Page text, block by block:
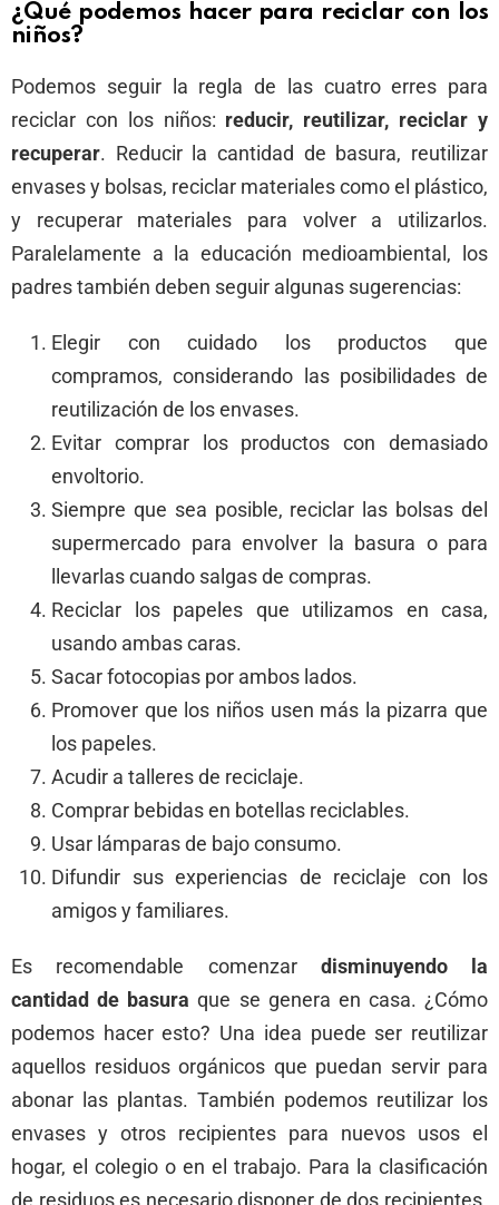
¿Qué podemos hacer para reciclar con los
niños?
Podemos seguir la regla de las cuatro erres para
reciclar con los niños: reducir, reutilizar, reciclar y
recuperar. Reducir la cantidad de basura, reutilizar
envases y bolsas, reciclar materiales como el plástico,
y recuperar materiales para volver a utilizarlos.
Paralelamente a la educación medioambiental, los
padres también deben seguir algunas sugerencias:
Elegir con cuidado los productos que
compramos, considerando las posibilidades de
reutilización de los envases.
Evitar comprar los productos con demasiado
envoltorio.
Siempre que sea posible, reciclar las bolsas del
supermercado para envolver la basura o para
llevarlas cuando salgas de compras.
Reciclar los papeles que utilizamos en casa,
usando ambas caras.
Sacar fotocopias por ambos lados.
Promover que los niños usen más la pizarra que
los papeles.
Acudir a talleres de reciclaje.
Comprar bebidas en botellas reciclables.
Usar lámparas de bajo consumo.
Difundir sus experiencias de reciclaje con los
amigos y familiares.
Es recomendable comenzar disminuyendo la
cantidad de basura que se genera en casa. ¿Cómo
podemos hacer esto? Una idea puede ser reutilizar
aquellos residuos orgánicos que puedan servir para
abonar las plantas. También podemos reutilizar los
envases y otros recipientes para nuevos usos el
hogar, el colegio o en el trabajo. Para la clasificación
de residuos es necesario disponer de dos recipientes.